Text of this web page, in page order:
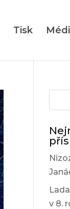
Tisk
v 8.